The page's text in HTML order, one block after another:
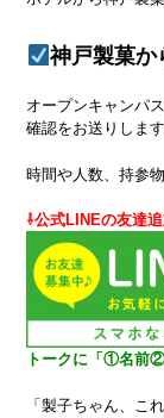
神戸製菓か
オープンキャンパ
確認をお送りします
時間や人数、持参
⇩公式LINEの友達
トークに「①名前
「製子ちゃん、こ